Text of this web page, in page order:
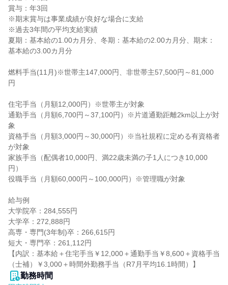
賞与：年3回
※期末賞与は事業成績が良好な場合に支給
※過去3年間の平均支給実績
夏期：基本給の1.00カ月分、冬期：基本給の2.00カ月分、期末：
基本給の3.00カ月分
燃料手当(11月)※世帯主147,000円、非世帯主57,500円～81,000
円
住宅手当（月額12,000円）※世帯主が対象
通勤手当（月額6,700円～37,100円）※片道通勤距離2km以上が対
象
資格手当（月額3,000円～30,000円）※当社規程に定める有資格者
が対象
家族手当（配偶者10,000円、満22歳未満の子1人につき10,000
円）
役職手当（月額60,000円～100,000円）※管理職が対象
給与例
大学院卒：284,555円
大学卒：272,888円
高専・専門(3年制)卒：266,615円
短大・専門卒：261,112円
【内訳：基本給＋住宅手当￥12,000＋通勤手当￥8,600＋資格手当
（士補）￥3,000＋時間外勤務手当（R7月平均16.1時間）】
勤務時間